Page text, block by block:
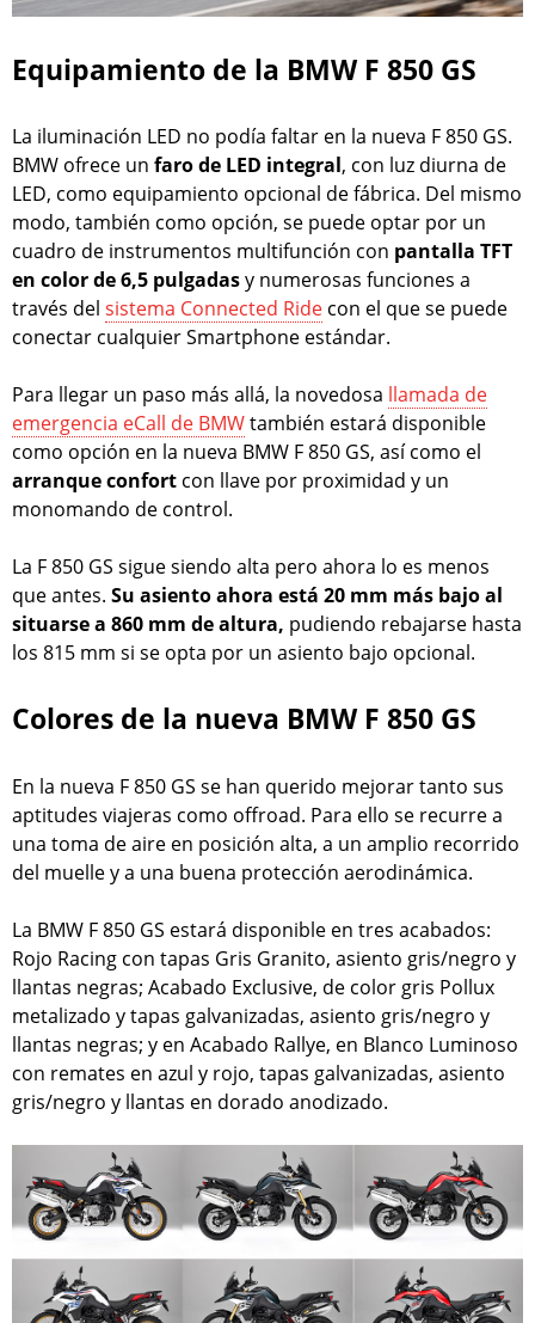
Equipamiento de la BMW F 850 GS
La iluminación LED no podía faltar en la nueva F 850 GS.
BMW ofrece un faro de LED integral, con luz diurna de
LED, como equipamiento opcional de fábrica. Del mismo
modo, también como opción, se puede optar por un
cuadro de instrumentos multifunción con pantalla TFT
en color de 6,5 pulgadasy numerosas funciones a
través del sistema Connected Ride con el que se puede
conectar cualquier Smartphone estándar.
Para llegar un paso más allá, la novedosa llamada de
emergencia eCall de BMWtambién estará disponible
como opción en la nueva BMW F 850 GS, así como el
arranque confort con llave por proximidad y un
monomando de control.
La F 850 GS sigue siendo alta pero ahora lo es menos
que antes. Su asiento ahora está 20 mm más bajo al
situarse a 860 mm de altura, pudiendo rebajarse hasta
los 815 mm si se opta por un asiento bajo opcional.
Colores de la nueva BMW F 850 GS
En la nueva F 850 GS se han querido mejorar tanto sus
aptitudes viajeras como offroad. Para ello se recurre a
una toma de aire en posición alta, a un amplio recorrido
del muelle y a una buena protección aerodinámica.
La BMW F 850 GS estará disponible en tres acabados:
Rojo Racing con tapas Gris Granito, asiento gris/negro y
llantas negras; Acabado Exclusive, de color gris Pollux
metalizado y tapas galvanizadas, asiento gris/negro y
llantas negras; y en Acabado Rallye, en Blanco Luminoso
con remates en azul y rojo, tapas galvanizadas, asiento
gris/negro y llantas en dorado anodizado.